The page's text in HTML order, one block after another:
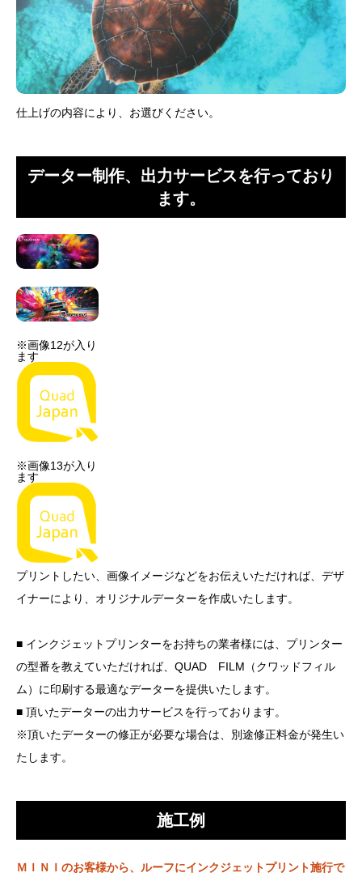
仕上げの内容により、お選びください。
データー制作、出力サービスを行っており
ます。
※画像12が入り
ます
※画像13が入り
ます
プリントしたい、画像イメージなどをお伝えいただければ、デザ
イナーにより、オリジナルデーターを作成いたします。
■ インクジェットプリンターをお持ちの業者様には、プリンター
の型番を教えていただければ、QUAD FILM（クワッドフィル
ム）に印刷する最適なデーターを提供いたします。
■ 頂いたデーターの出力サービスを行っております。
※頂いたデーターの修正が必要な場合は、別途修正料金が発生い
たします。
施工例
ＭＩＮＩのお客様から、ルーフにインクジェットプリント施行で